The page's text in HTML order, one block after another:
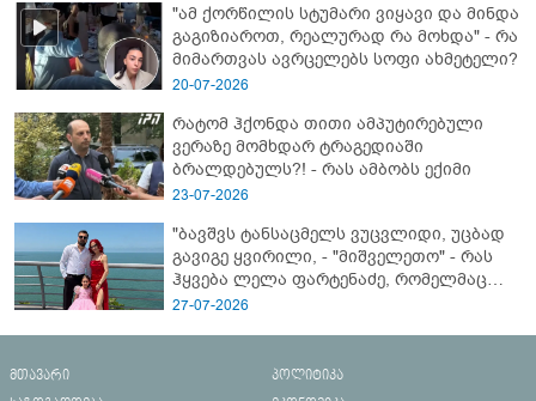
"ამ ქორწილის სტუმარი ვიყავი და მინდა
გაგიზიაროთ, რეალურად რა მოხდა" - რა
მიმართვას ავრცელებს სოფი ახმეტელი?
20-07-2026
რატომ ჰქონდა თითი ამპუტირებული
ვერაზე მომხდარ ტრაგედიაში
ბრალდებულს?! - რას ამბობს ექიმი
23-07-2026
"ბავშვს ტანსაცმელს ვუცვლიდი, უცბად
გავიგე ყვირილი, - "მიშველეთო" - რას
ჰყვება ლელა ფარტენაძე, რომელმაც
ბათუმში 16 წლის ბიჭი ზღვაში
27-07-2026
მთავარი
პოლიტიკა